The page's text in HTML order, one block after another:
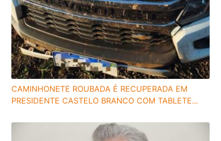
CAMINHONETE ROUBADA É RECUPERADA EM
PRESIDENTE CASTELO BRANCO COM TABLETE...